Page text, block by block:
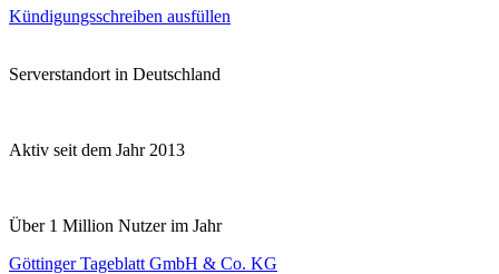
Kündigungsschreiben ausfüllen
Serverstandort in Deutschland
Aktiv seit dem Jahr 2013
Über 1 Million Nutzer im Jahr
Göttinger Tageblatt GmbH & Co. KG